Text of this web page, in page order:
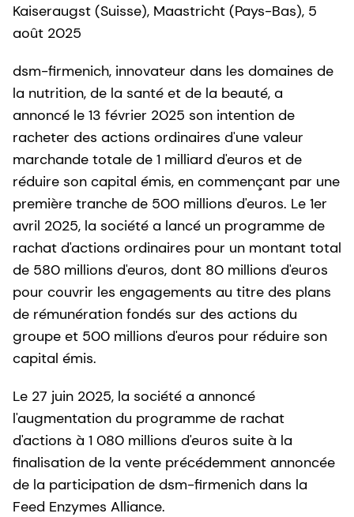
Kaiseraugst (Suisse), Maastricht (Pays-Bas), 5
août 2025
dsm-firmenich, innovateur dans les domaines de
la nutrition, de la santé et de la beauté, a
annoncé le 13 février 2025 son intention de
racheter des actions ordinaires d'une valeur
marchande totale de 1 milliard d'euros et de
réduire son capital émis, en commençant par une
première tranche de 500 millions d'euros. Le 1er
avril 2025, la société a lancé un programme de
rachat d'actions ordinaires pour un montant total
de 580 millions d'euros, dont 80 millions d'euros
pour couvrir les engagements au titre des plans
de rémunération fondés sur des actions du
groupe et 500 millions d'euros pour réduire son
capital émis.
Le 27 juin 2025, la société a annoncé
l'augmentation du programme de rachat
d'actions à 1 080 millions d'euros suite à la
finalisation de la vente précédemment annoncée
de la participation de dsm-firmenich dans la
Feed Enzymes Alliance.